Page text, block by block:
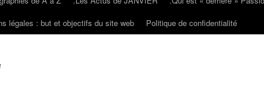
légales : but et objectifs du site web Politique de confidentialité